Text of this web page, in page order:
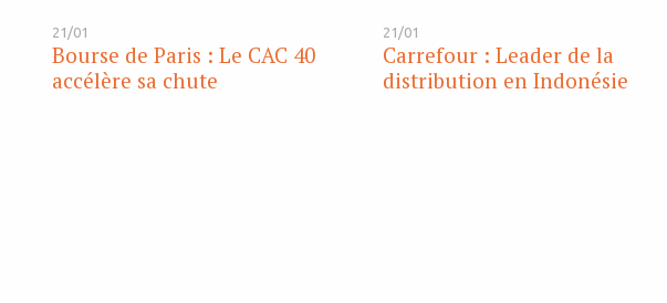
21/01
Bourse de Paris : Le CAC 40
accélère sa chute
21/01
Carrefour : Leader de la
distribution en Indonésie